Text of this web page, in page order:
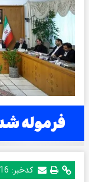
کدخبر: